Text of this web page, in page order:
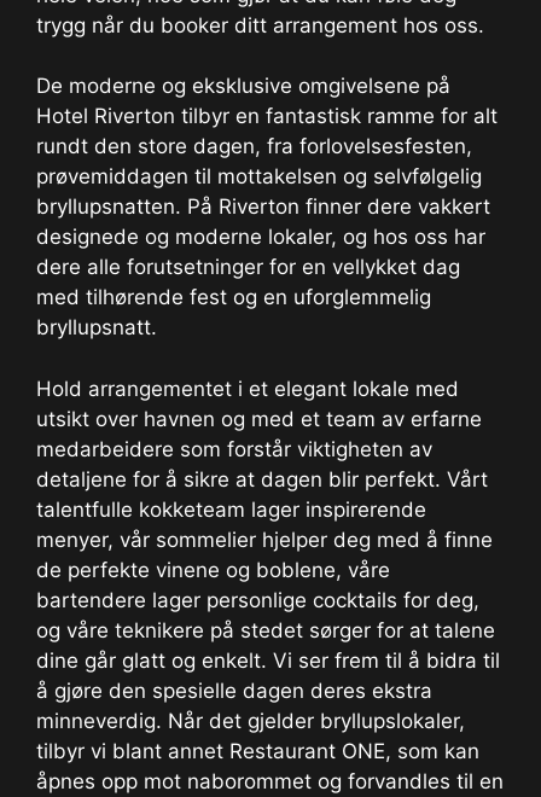
trygg når du booker ditt arrangement hos oss.
De moderne og eksklusive omgivelsene på
Hotel Riverton tilbyr en fantastisk ramme for alt
rundt den store dagen, fra forlovelsesfesten,
prøvemiddagen til mottakelsen og selvfølgelig
bryllupsnatten. På Riverton finner dere vakkert
designede og moderne lokaler, og hos oss har
dere alle forutsetninger for en vellykket dag
med tilhørende fest og en uforglemmelig
bryllupsnatt.
Hold arrangementet i et elegant lokale med
utsikt over havnen og med et team av erfarne
medarbeidere som forstår viktigheten av
detaljene for å sikre at dagen blir perfekt. Vårt
talentfulle kokketeam lager inspirerende
menyer, vår sommelier hjelper deg med å finne
de perfekte vinene og boblene, våre
bartendere lager personlige cocktails for deg,
og våre teknikere på stedet sørger for at talene
dine går glatt og enkelt. Vi ser frem til å bidra til
å gjøre den spesielle dagen deres ekstra
minneverdig. Når det gjelder bryllupslokaler,
tilbyr vi blant annet Restaurant ONE, som kan
åpnes opp mot naborommet og forvandles til en